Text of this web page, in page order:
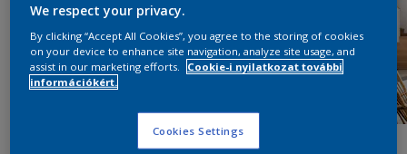
We respect your privacy.
By clicking “Accept All Cookies”, you agree to the storing of cookies
on your device to enhance site navigation, analyze site usage, and
assist in our marketing efforts.
Cookie-i nyilatkozat további
információkért.
Cookies Settings